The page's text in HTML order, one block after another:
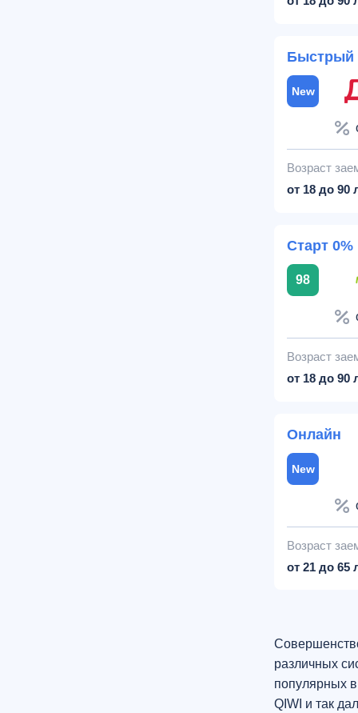
Быстрый
New
Возраст
от 18 до 90
Старт 0%
98
Возраст
от 18 до 90
Онлайн
New
Возраст
от 21 до 65
различных
популярных
QIWI и так